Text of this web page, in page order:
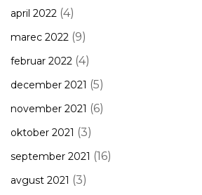
april 2022 (4)
marec 2022 (9)
februar 2022 (4)
december 2021 (5)
november 2021 (6)
oktober 2021 (3)
september 2021 (16)
avgust 2021 (3)